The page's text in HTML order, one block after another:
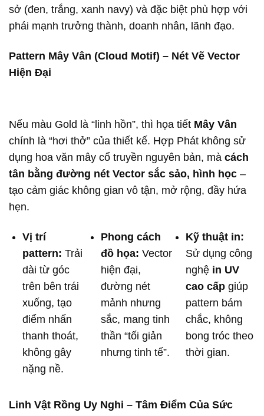
sở (đen, trắng, xanh navy) và đặc biệt phù hợp với
phái mạnh trưởng thành, doanh nhân, lãnh đạo.
Pattern Mây Vân (Cloud Motif) – Nét Vẽ Vector
Hiện Đại
Nếu màu Gold là “linh hồn”, thì họa tiết Mây Vân
chính là “hơi thở” của thiết kế. Hợp Phát không sử
dụng hoa văn mây cổ truyền nguyên bản, mà cách
tân bằng đường nét Vector sắc sảo, hình học –
tạo cảm giác không gian vô tận, mở rộng, đầy hứa
hẹn.
Vị trí
pattern: Trải
dài từ góc
trên bên trái
xuống, tạo
điểm nhấn
thanh thoát,
không gây
nặng nề.
Phong cách
đồ họa: Vector
hiện đại,
đường nét
mảnh nhưng
sắc, mang tinh
thần “tối giản
nhưng tinh tế”.
Kỹ thuật in:
Sử dụng công
nghệ in UV
cao cấp giúp
pattern bám
chắc, không
bong tróc theo
thời gian.
Linh Vật Rồng Uy Nghi – Tâm Điểm Của Sức